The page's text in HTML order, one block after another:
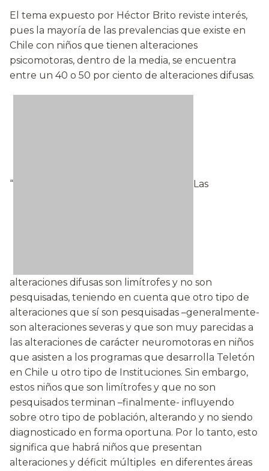
El tema expuesto por Héctor Brito reviste interés,
pues la mayoría de las prevalencias que existe en
Chile con niños que tienen alteraciones
psicomotoras, dentro de la media, se encuentra
entre un 40 o 50 por ciento de alteraciones difusas.
“ Las
alteraciones difusas son limítrofes y no son
pesquisadas, teniendo en cuenta que otro tipo de
alteraciones que sí son pesquisadas –generalmente-
son alteraciones severas y que son muy parecidas a
las alteraciones de carácter neuromotoras en niños
que asisten a los programas que desarrolla Teletón
en Chile u otro tipo de Instituciones. Sin embargo,
estos niños que son limítrofes y que no son
pesquisados terminan –finalmente- influyendo
sobre otro tipo de población, alterando y no siendo
diagnosticado en forma oportuna. Por lo tanto, esto
significa que habrá niños que presentan
alteraciones y déficit múltiples en diferentes áreas